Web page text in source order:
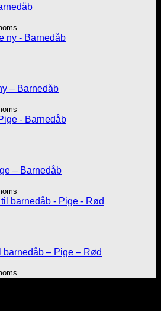
– Barnedåb
– Barnedåb
– Pige – Rød